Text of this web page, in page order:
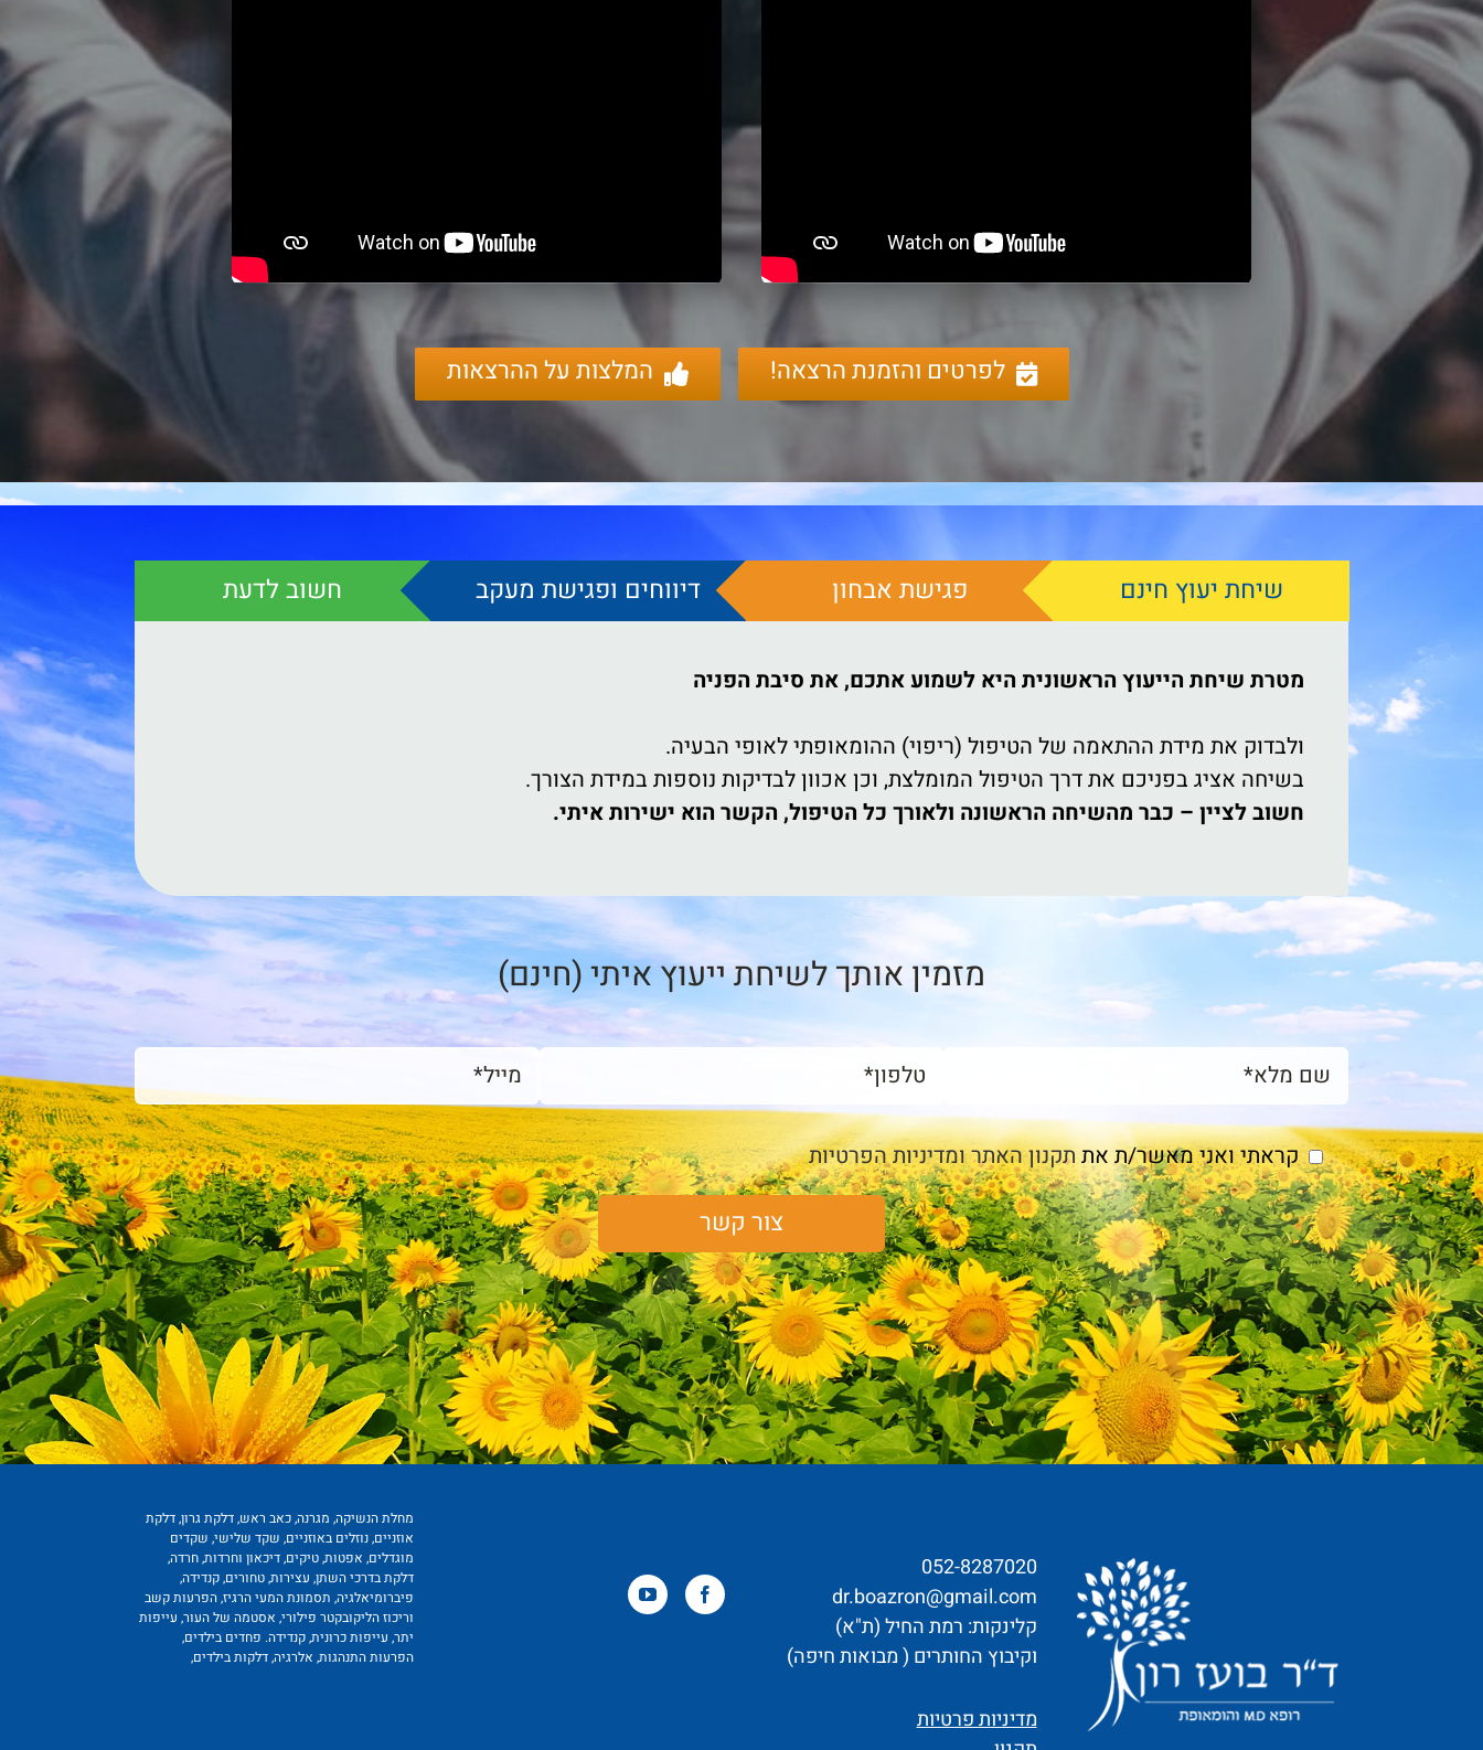
לפרטים והזמנת הרצאה! המלצות על ההרצאות
שיחת יעוץ חינם פגישת אבחון דיווחים ופגישת מעקב חשוב לדעת
מטרת שיחת הייעוץ הראשונית היא לשמוע אתכם, את סיבת הפניה
ולבדוק את מידת ההתאמה של הטיפול (ריפוי) ההומאופתי לאופי הבעיה.
בשיחה אציג בפניכם את דרך הטיפול המומלצת, וכן אכוון לבדיקות נוספות במידת הצורך.
חשוב לציין – כבר מהשיחה הראשונה ולאורך כל הטיפול, הקשר הוא ישירות איתי.
מזמין אותך לשיחת ייעוץ איתי (חינם)
קראתי ואני מאשר/ת אתתקנון האתר ומדיניות הפרטיות
052-8287020
dr.boazron@gmail.com
קלינקות: רמת החיל (ת"א)
וקיבוץ החותרים ( מבואות חיפה)
מדיניות פרטיות
מחלת הנשיקה, מגרנה, כאב ראש, דלקת גרון, דלקת
אוזניים, נוזלים באוזניים, שקד שלישי, שקדים
מוגדלים, אפטות, טיקים, דיכאון וחרדות, חרדה,
דלקת בדרכי השתן, עצירות, טחורים, קנדידה,
פיברומיאלגיה, תסמונת המעי הרגיז, הפרעות קשב
וריכוז הליקובקטר פילורי, אסטמה של העור, עייפות
יתר, עייפות כרונית, קנדידה. פחדים בילדים,
הפרעות התנהגות, אלרגיה, דלקות בילדים,